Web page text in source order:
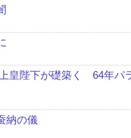
皇陛下が礎築く 64年パ
納の儀